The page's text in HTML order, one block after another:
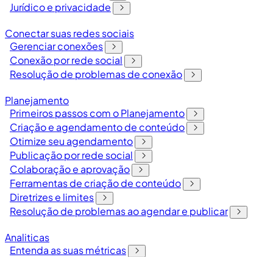
Jurídico e privacidade
Conectar suas redes sociais
Gerenciar conexões
Conexão por rede social
Resolução de problemas de conexão
Planejamento
Primeiros passos com o Planejamento
Criação e agendamento de conteúdo
Otimize seu agendamento
Publicação por rede social
Colaboração e aprovação
Ferramentas de criação de conteúdo
Diretrizes e limites
Resolução de problemas ao agendar e publicar
Analiticas
Entenda as suas métricas